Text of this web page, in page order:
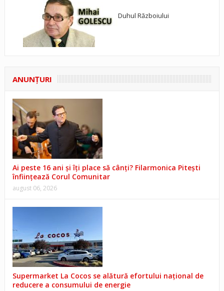
Duhul Războiului
ANUNŢURI
Ai peste 16 ani și îți place să cânți? Filarmonica Pitești
înființează Corul Comunitar
august 06, 2026
Supermarket La Cocos se alătură efortului național de
reducere a consumului de energie